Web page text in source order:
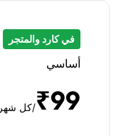
في كارد والمتجر
أساسي
₹99/كل شهر